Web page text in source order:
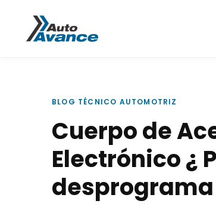
BLOG TÉCNICO AUTOMOTRIZ
Cuerpo de
Electrónico ¿
desprograma